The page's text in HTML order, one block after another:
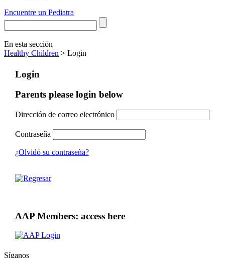
Encuentre un Pediatra
En esta sección
Healthy Children > Login
Login
Parents please login below
Dirección de correo electrónico
Contraseña
¿Olvidó su contraseña?
AAP Members: access here
Síganos